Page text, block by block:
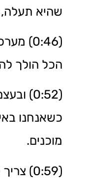
שהיא
(0:46)
הכל הולך
(0:52)
כשאנחנו
מוכנים.
(0:59)